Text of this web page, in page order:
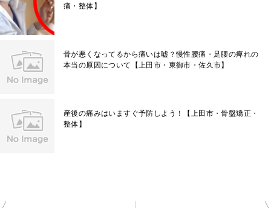
痛・整体】
骨が悪くなってるから痛いは嘘？慢性腰痛・足腰の痺れの
本当の原因について【上田市・東御市・佐久市】
産後の痛みはいますぐ予防しよう！【上田市・骨盤矯正・
整体】